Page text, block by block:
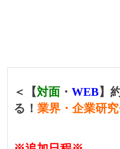
＜【対面 ・ WEB】
る！ 業界・企業研